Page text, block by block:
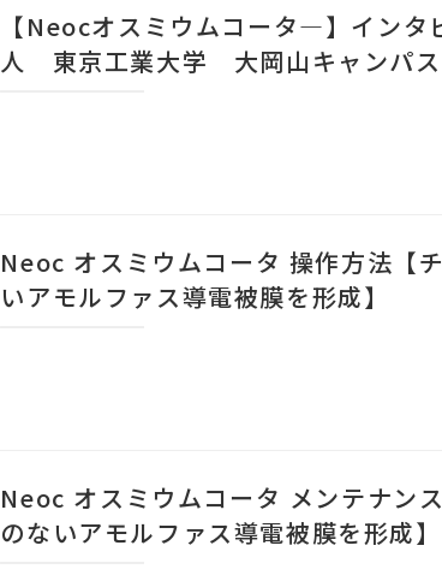
【Neocオスミウムコータ―】インタ
人 東京工業大学 大岡山キャンパ
Neoc オスミウムコータ 操作方法【
いアモルファス導電被膜を形成】
Neoc オスミウムコータ メンテナン
のないアモルファス導電被膜を形成】